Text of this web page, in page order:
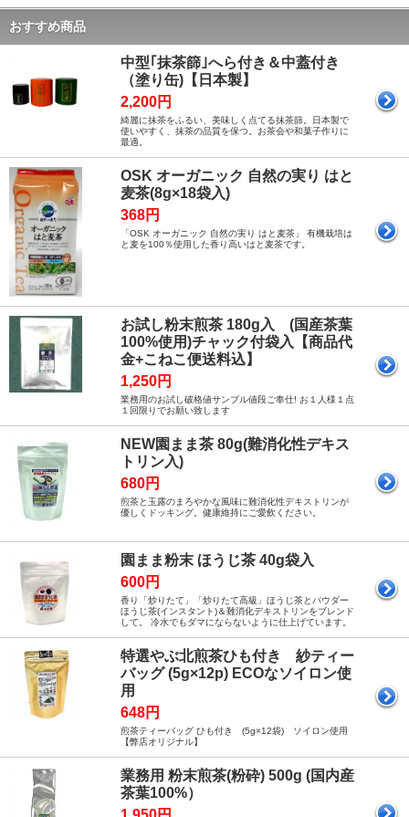
おすすめ商品
中型｢抹茶篩｣へら付き＆中蓋付き
（塗り缶)【日本製】
2,200円
綺麗に抹茶をふるい、美味しく点てる抹茶篩。日本製で
使いやすく、抹茶の品質を保つ。お茶会や和菓子作りに
最適。
OSK オーガニック 自然の実り はと
麦茶(8g×18袋入)
368円
「OSK オーガニック 自然の実り はと麦茶」 有機栽培は
と麦を100％使用した香り高いはと麦茶です。
お試し粉末煎茶 180g入 (国産茶葉
100%使用)チャック付袋入【商品代
金+こねこ便送料込】
1,250円
業務用のお試し破格値サンプル値段ご奉仕! お１人様１点
１回限りでお願い致します
NEW園まま茶 80g(難消化性デキス
トリン入)
680円
煎茶と玉露のまろやかな風味に難消化性デキストリンが
優しくドッキング。健康維持にご愛飲ください。
園まま粉末 ほうじ茶 40g袋入
600円
香り「炒りたて」「炒りたて高級」ほうじ茶とパウダー
ほうじ茶(インスタント)＆難消化デキストリンをブレンド
して。 冷水でもダマにならないように仕上げています。
特選やぶ北煎茶ひも付き 紗ティー
バッグ (5g×12p) ECOなソイロン使
用
648円
煎茶ティーバッグ ひも付き (5g×12袋) ソイロン使用
【弊店オリジナル】
業務用 粉末煎茶(粉砕) 500g (国内産
茶葉100%）